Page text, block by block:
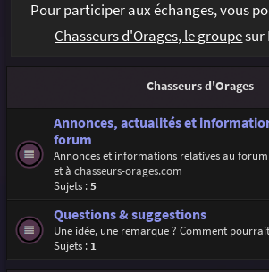
Pour participer aux échanges, vous
Chasseurs d'Orages, le groupesur
Chasseurs d'Orages
Annonces, actualités et
forum
Annonces et informations relatives au
et à chasseurs-orages.com
Sujets :5
Questions & suggestions
Une idée, une remarque ? Comment
Sujets : 1